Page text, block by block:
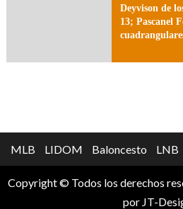
Deyvison de
13; Pascanel
MLB LIDOM Baloncesto LNB
Copyright © Todos los derechos
por JT-